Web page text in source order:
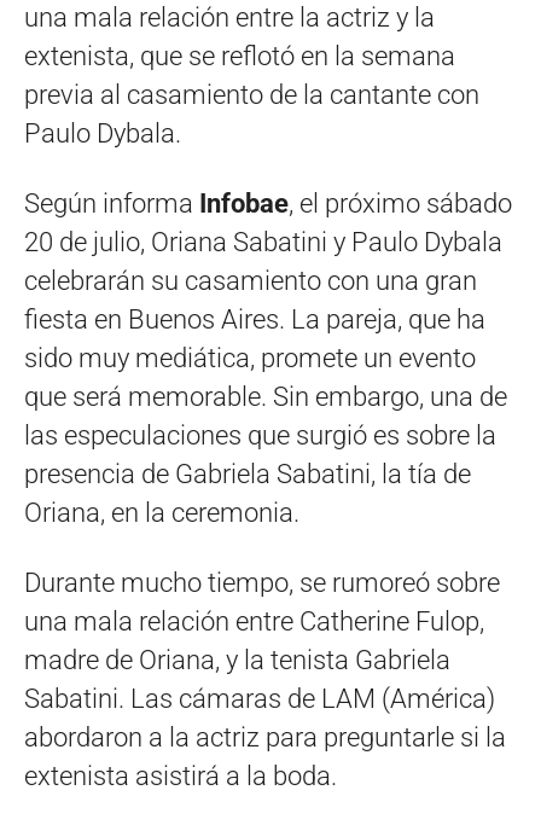
una mala relación entre la actriz y la
extenista, que se reflotó en la semana
previa al casamiento de la cantante con
Paulo Dybala.
Según informa Infobae, el próximo sábado
20 de julio, Oriana Sabatini y Paulo Dybala
celebrarán su casamiento con una gran
fiesta en Buenos Aires. La pareja, que ha
sido muy mediática, promete un evento
que será memorable. Sin embargo, una de
las especulaciones que surgió es sobre la
presencia de Gabriela Sabatini, la tía de
Oriana, en la ceremonia.
Durante mucho tiempo, se rumoreó sobre
una mala relación entre Catherine Fulop,
madre de Oriana, y la tenista Gabriela
Sabatini. Las cámaras de LAM (América)
abordaron a la actriz para preguntarle si la
extenista asistirá a la boda.